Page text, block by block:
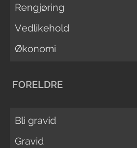
Rengjøring
Vedlikehold
Økonomi
FORELDRE
Bli gravid
Gravid